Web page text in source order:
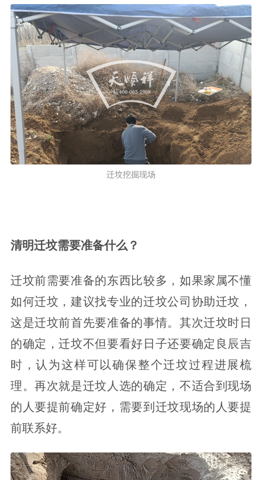
迁坟挖掘现场
清明迁坟需要准备什么？
迁坟前需要准备的东西比较多，如果家属不懂
如何迁坟，建议找专业的迁坟公司协助迁坟，
这是迁坟前首先要准备的事情。其次迁坟时日
的确定，迁坟不但要看好日子还要确定良辰吉
时，认为这样可以确保整个迁坟过程进展梳
理。再次就是迁坟人选的确定，不适合到现场
的人要提前确定好，需要到迁坟现场的人要提
前联系好。